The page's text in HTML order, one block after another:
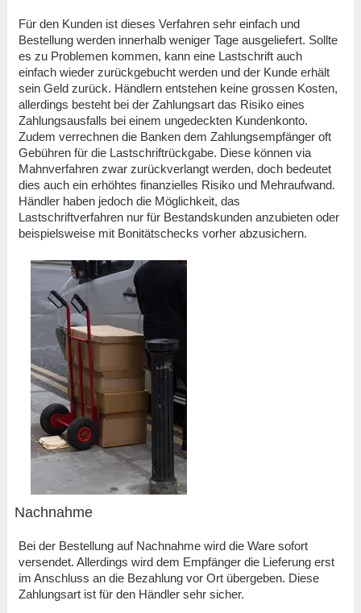
Für den Kunden ist dieses Verfahren sehr einfach und
Bestellung werden innerhalb weniger Tage ausgeliefert. Sollte
es zu Problemen kommen, kann eine Lastschrift auch
einfach wieder zurückgebucht werden und der Kunde erhält
sein Geld zurück. Händlern entstehen keine grossen Kosten,
allerdings besteht bei der Zahlungsart das Risiko eines
Zahlungsausfalls bei einem ungedeckten Kundenkonto.
Zudem verrechnen die Banken dem Zahlungsempfänger oft
Gebühren für die Lastschriftrückgabe. Diese können via
Mahnverfahren zwar zurückverlangt werden, doch bedeutet
dies auch ein erhöhtes finanzielles Risiko und Mehraufwand.
Händler haben jedoch die Möglichkeit, das
Lastschriftverfahren nur für Bestandskunden anzubieten oder
beispielsweise mit Bonitätschecks vorher abzusichern.
Nachnahme
Bei der Bestellung auf Nachnahme wird die Ware sofort
versendet. Allerdings wird dem Empfänger die Lieferung erst
im Anschluss an die Bezahlung vor Ort übergeben. Diese
Zahlungsart ist für den Händler sehr sicher.